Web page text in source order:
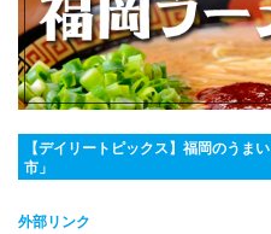
【デイリートピックス】福岡のうま
市」
外部リンク